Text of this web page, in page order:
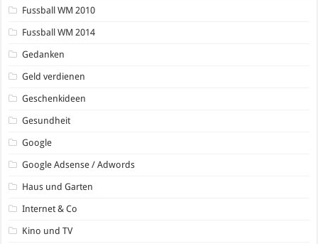
Fussball WM 2010
Fussball WM 2014
Gedanken
Geld verdienen
Geschenkideen
Gesundheit
Google
Google Adsense / Adwords
Haus und Garten
Internet & Co
Kino und TV